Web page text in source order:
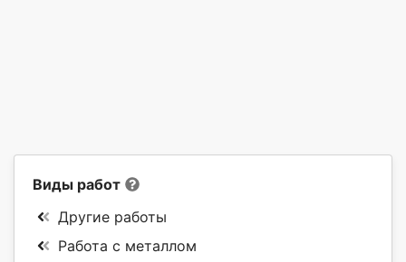
Виды работ
Другие работы
Работа с металлом